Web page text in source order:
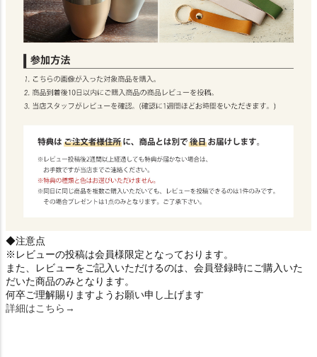
◆注意点
※レビューの投稿は会員様限定となっております。
また、レビューをご記入いただけるのは、会員登録時にご購入いた
だいた商品のみとなります。
何卒ご理解賜りますようお願い申し上げます
詳細はこちら→